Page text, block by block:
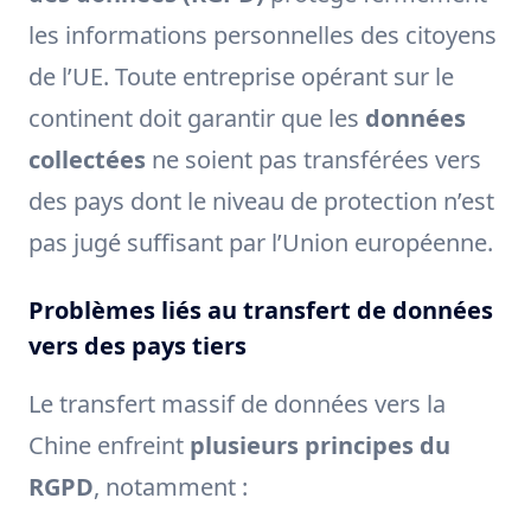
les informations personnelles des citoyens
de l’UE. Toute entreprise opérant sur le
continent doit garantir que les données
collectées ne soient pas transférées vers
des pays dont le niveau de protection n’est
pas jugé suffisant par l’Union européenne.
Problèmes liés au transfert de données
vers des pays tiers
Le transfert massif de données vers la
Chine enfreint plusieurs principes du
RGPD, notamment :